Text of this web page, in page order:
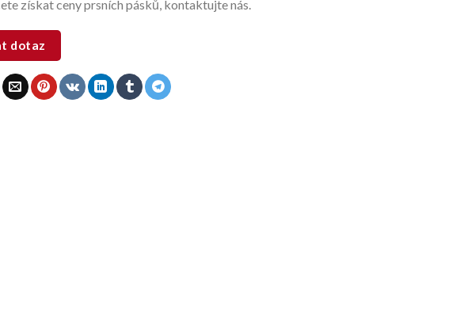
získat ceny prsních pásků, kontaktujte nás.
dotaz